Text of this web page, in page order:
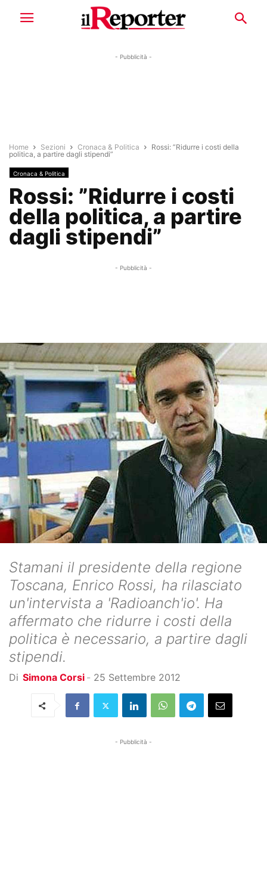
- Pubblicità -
Home Sezioni Cronaca & Politica
Rossi: ”Ridurre i costi della
politica, a partire dagli stipendi”
Cronaca & Politica
Rossi: ”Ridurre i costi
della politica, a partire
dagli stipendi”
- Pubblicità -
Stamani il presidente della regione
Toscana, Enrico Rossi, ha rilasciato
un'intervista a 'Radioanch'io'. Ha
affermato che ridurre i costi della
politica è necessario, a partire dagli
stipendi.
Di Simona Corsi - 25 Settembre 2012
- Pubblicità -